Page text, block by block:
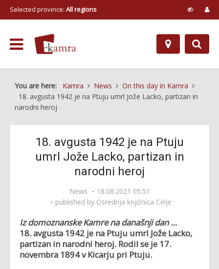
Selected province: All regions
You are here: Kamra News
On this day in Kamra
18. avgusta 1942 je na Ptuju umrl Jože Lacko, partizan in
narodni heroj
18. avgusta 1942 je na Ptuju
umrl Jože Lacko, partizan in
narodni heroj
News
18.08.2021 05:51
published by Osrednja knjižnica Celje
Iz domoznanske Kamre na današnji dan …
18. avgusta 1942 je na Ptuju umrl Jože Lacko,
partizan in narodni heroj. Rodil se je 17.
novembra 1894 v Kicarju pri Ptuju.